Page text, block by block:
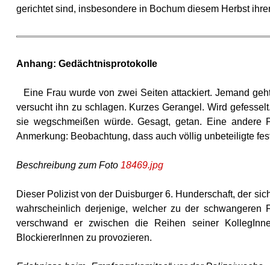
gerichtet sind, insbesondere in Bochum diesem Herbst
Anhang: Gedächtnisprotokolle
Eine Frau wurde von zwei Seiten attackiert. Jemand
versucht ihn zu schlagen. Kurzes Gerangel. Wird
sie wegschmeißen würde. Gesagt, getan. Eine
Anmerkung: Beobachtung, dass auch völlig unbeteiligte
Beschreibung zum Foto 18469.jpg
Dieser Polizist von der Duisburger 6. Hunderschaft, der
wahrscheinlich derjenige, welcher zu der
verschwand er zwischen die Reihen seiner
BlockiererInnen zu provozieren.